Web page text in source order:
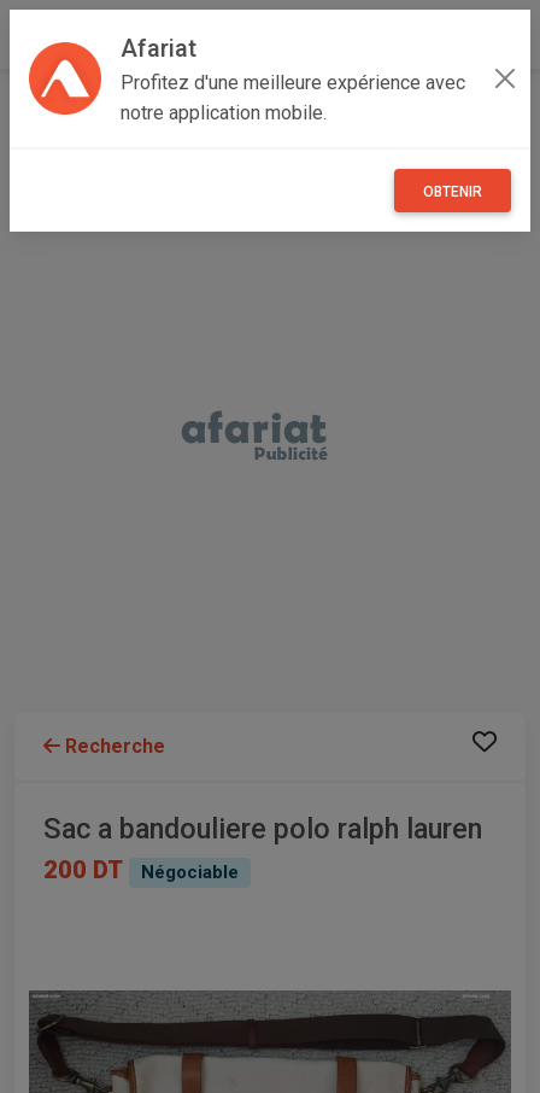
Afariat
Profitez d'une meilleure expérience avec
notre application mobile.
OBTENIR
Accueil Vêtements et objets personnels
Recherche
Sac a bandouliere polo ralph lauren
200 DT Négociable